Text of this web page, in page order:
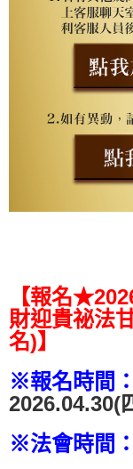
【報名★
財迎貴祕法
名)】
※報名時間：
2026.04.30(
※法會時間：